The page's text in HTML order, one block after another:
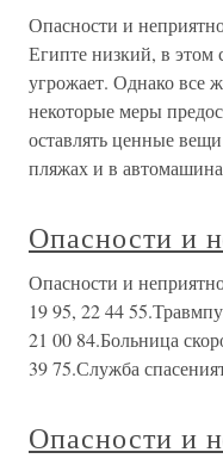
Опасности и
Египте низкий, в этом
угрожает. Однако все
некоторые меры
оставлять ценные
пляжах и в
Опасности и
Опасности и
19 95, 22 44
21 00 84.Больница
39 75.Служба
Опасности и